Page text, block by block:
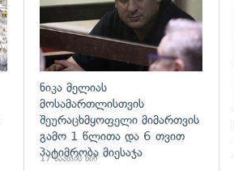
ნიკა მელიას
მოსამართლისთვის
შეურაცხმყოფელი მიმართვის
გამო 1 წლითა და 6 თვით
პატიმრობა მიესაჯა
17 საათის წინ